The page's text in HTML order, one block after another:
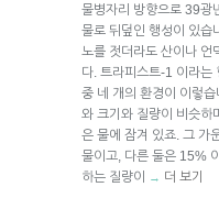
물병자리 방향으로 39광
물로 뒤덮인 행성이 있습
노를 젓더라도 산이나 언
다. 트라피스트-1 이라는
중 네 개의 환경이 이렇
와 크기와 질량이 비슷하
은 물에 잠겨 있죠. 그 가
물이고, 다른 둘은 15%
하는 질량이
→ 더 보기